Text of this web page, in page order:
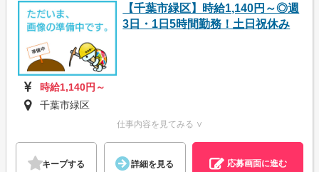
【千葉市緑区】時給1,140円～◎週
3日・1日5時間勤務！土日祝休み
時給1,140円～
千葉市緑区
仕事内容を見てみる ∨
キープする 詳細を見る 応募画面に進む